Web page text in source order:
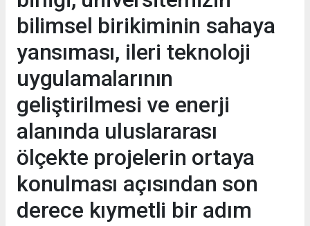
bilimsel birikiminin sahaya
yansıması, ileri teknoloji
uygulamalarının
geliştirilmesi ve enerji
alanında uluslararası
ölçekte projelerin ortaya
konulması açısından son
derece kıymetli bir adım